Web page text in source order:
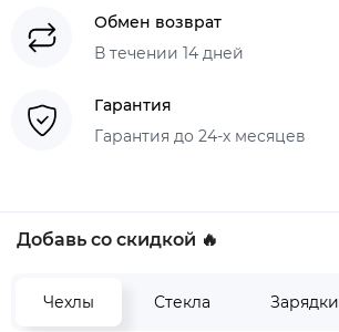
Обмен возврат
В течении 14 дней
Гарантия
Гарантия до 24-х месяцев
Добавь со скидкой 🔥
Чехлы Стекла Зарядки